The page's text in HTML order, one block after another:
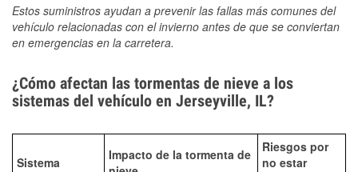
Estos suministros ayudan a prevenir las fallas más comunes del
vehículo relacionadas con el invierno antes de que se conviertan
en emergencias en la carretera.
¿Cómo afectan las tormentas de nieve a los
sistemas del vehículo en Jerseyville, IL?
Sistema
Impacto de la tormenta de
Riesgos por
no estar